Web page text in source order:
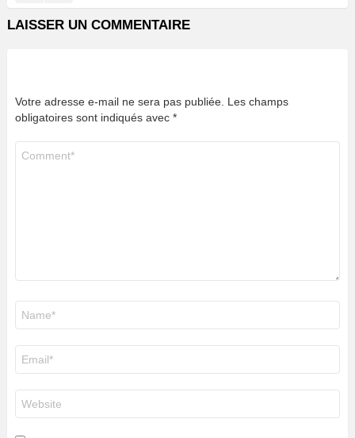
LAISSER UN COMMENTAIRE
Votre adresse e-mail ne sera pas publiée. Les champs
obligatoires sont indiqués avec *
mail
*
web